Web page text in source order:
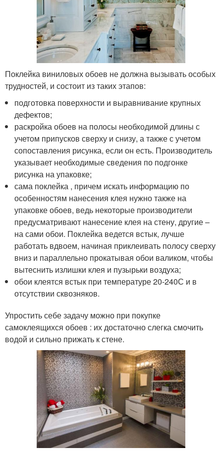
Поклейка виниловых обоев не должна вызывать особых
трудностей, и состоит из таких этапов:
подготовка поверхности и выравнивание крупных
дефектов;
раскройка обоев на полосы необходимой длины с
учетом припусков сверху и снизу, а также с учетом
сопоставления рисунка, если он есть. Производитель
указывает необходимые сведения по подгонке
рисунка на упаковке;
сама поклейка , причем искать информацию по
особенностям нанесения клея нужно также на
упаковке обоев, ведь некоторые производители
предусматривают нанесение клея на стену, другие –
на сами обои. Поклейка ведется встык, лучше
работать вдвоем, начиная приклеивать полосу сверху
вниз и параллельно прокатывая обои валиком, чтобы
вытеснить излишки клея и пузырьки воздуха;
обои клеятся встык при температуре 20-240С и в
отсутствии сквозняков.
Упростить себе задачу можно при покупке
самоклеящихся обоев : их достаточно слегка смочить
водой и сильно прижать к стене.